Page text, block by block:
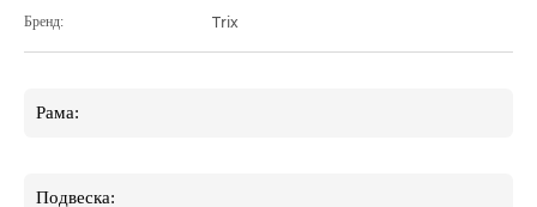
Бренд: Trix
Рама:
Подвеска: